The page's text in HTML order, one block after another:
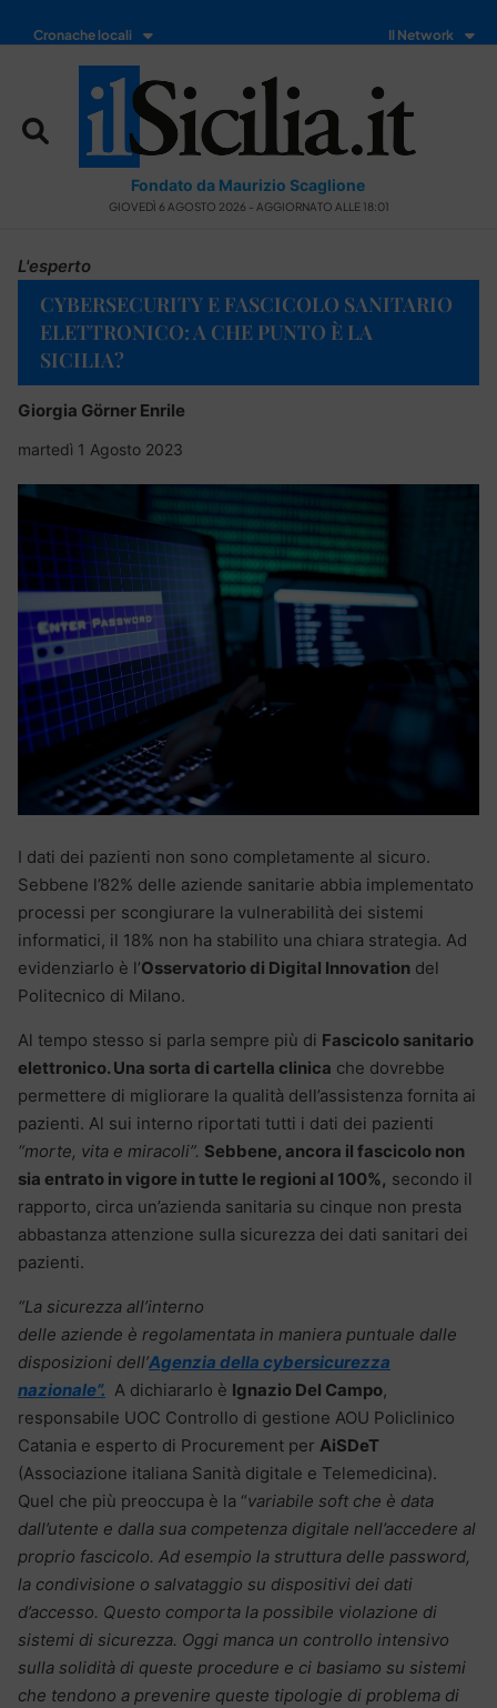
Cronache locali Il Network
Fondato da Maurizio Scaglione
GIOVEDÌ 6 AGOSTO 2026 - AGGIORNATO ALLE 18:01
L'esperto
CYBERSECURITY E FASCICOLO SANITARIO
ELETTRONICO: A CHE PUNTO È LA
SICILIA?
Giorgia Görner Enrile
martedì 1 Agosto 2023
I dati dei pazienti non sono completamente al sicuro.
Sebbene l’82% delle aziende sanitarie abbia implementato
processi per scongiurare la vulnerabilità dei sistemi
informatici, il 18% non ha stabilito una chiara strategia. Ad
evidenziarlo è l’Osservatorio di Digital Innovation del
Politecnico di Milano.
Al tempo stesso si parla sempre più di Fascicolo sanitario
elettronico. Una sorta di cartella clinica che dovrebbe
permettere di migliorare la qualità dell’assistenza fornita ai
pazienti. Al sui interno riportati tutti i dati dei pazienti
“morte, vita e miracoli”. Sebbene, ancora il fascicolo non
sia entrato in vigore in tutte le regioni al 100%, secondo il
rapporto, circa un’azienda sanitaria su cinque non presta
abbastanza attenzione sulla sicurezza dei dati sanitari dei
pazienti.
“La sicurezza all’interno
delle aziende è regolamentata in maniera puntuale dalle
disposizioni dell’Agenzia della cybersicurezza
nazionale”. A dichiararlo è Ignazio Del Campo,
responsabile UOC Controllo di gestione AOU Policlinico
Catania e esperto di Procurement per AiSDeT
(Associazione italiana Sanità digitale e Telemedicina).
Quel che più preoccupa è la “variabile soft che è data
dall’utente e dalla sua competenza digitale nell’accedere al
proprio fascicolo. Ad esempio la struttura delle password,
la condivisione o salvataggio su dispositivi dei dati
d’accesso. Questo comporta la possibile violazione di
sistemi di sicurezza. Oggi manca un controllo intensivo
sulla solidità di queste procedure e ci basiamo su sistemi
che tendono a prevenire queste tipologie di problema di